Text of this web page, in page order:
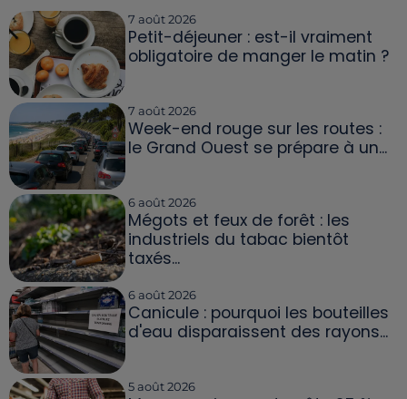
7 août 2026
Petit-déjeuner : est-il vraiment
obligatoire de manger le matin ?
7 août 2026
Week-end rouge sur les routes :
le Grand Ouest se prépare à un...
6 août 2026
Mégots et feux de forêt : les
industriels du tabac bientôt
taxés...
6 août 2026
Canicule : pourquoi les bouteilles
d'eau disparaissent des rayons...
5 août 2026